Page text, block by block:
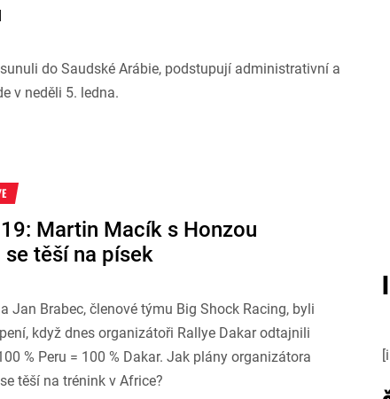
do Saudské Arábie, podstupují administrativní a
v neděli 5. ledna.
Martin Macík s Honzou
se těší na písek
Jan Brabec, členové týmu Big Shock Racing, byli
když dnes organizátoři Rallye Dakar odtajnili
% Peru = 100 % Dakar. Jak plány organizátora
těší na trénink v Africe?